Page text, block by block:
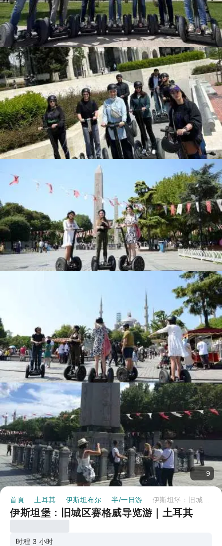
9
首頁 土耳其 伊斯坦布尔 半/一日游
伊斯坦堡：旧城区赛格威导览游｜土耳其
时程 3 小时